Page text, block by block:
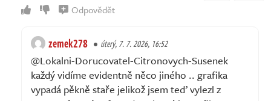
Odpovědět
zemek278 úterý, 7. 7. 2026, 16:52
@Lokalni-Dorucovatel-Citronovych-Susenek
každý vidíme evidentně něco jiného .. grafika
vypadá pěkně staře jelikož jsem teď vylezl z